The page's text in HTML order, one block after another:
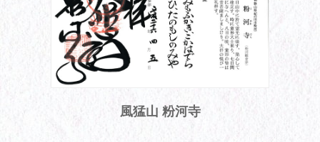
風猛山 粉河寺